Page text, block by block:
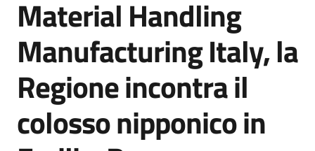
Agenzia
di
informazione
e
comunicazione
Material Handling
Manufacturing Italy, la
Regione incontra il
colosso nipponico in